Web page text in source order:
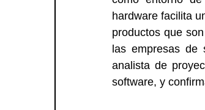
hardware facilita
productos que
las empresas de
analista de
software, y